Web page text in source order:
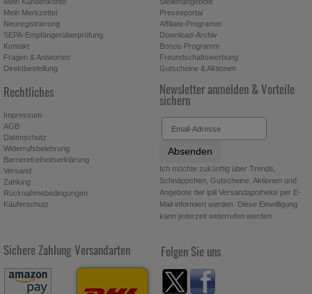
Mein Kundenkonto
Mein Merkzettel
Neuregistrierung
SEPA-Empfängerüberprüfung
Kontakt
Fragen & Antworten
Direktbestellung
Stellenangebote
Presseportal
Affiliate-Programm
Download-Archiv
Bonus-Programm
Freundschaftswerbung
Gutscheine & Aktionen
Rechtliches
Impressum
AGB
Datenschutz
Widerrufsbelehrung
Barrierefreiheitserklärung
Versand
Zahlung
Rücknahmebedingungen
Käuferschutz
Newsletter anmelden & Vorteile
sichern
Absenden
Ich möchte zukünftig über Trends,
Schnäppchen, Gutscheine, Aktionen und
Angebote der ipill Versandapotheke per E-
Mail informiert werden. Diese Einwilligung
kann jederzeit widerrufen werden.
Sichere Zahlung Versandarten Folgen Sie uns